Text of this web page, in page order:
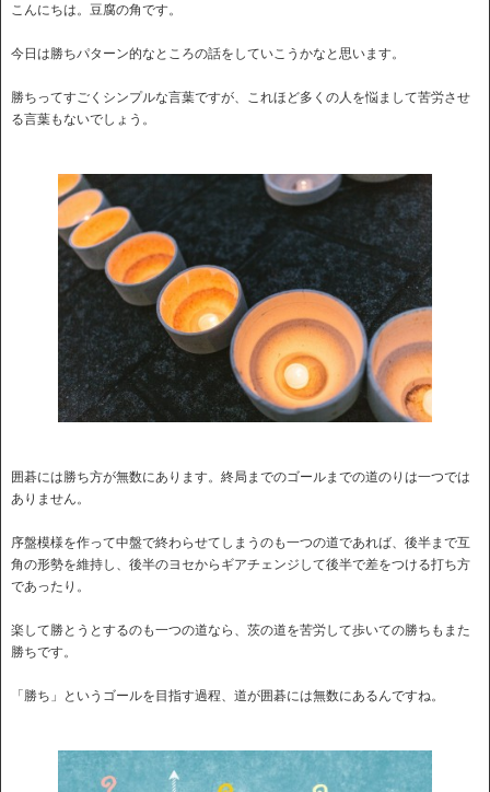
こんにちは。豆腐の角です。
今日は勝ちパターン的なところの話をしていこうかなと思います。
勝ちってすごくシンプルな言葉ですが、これほど多くの人を悩まして苦労させ
る言葉もないでしょう。
囲碁には勝ち方が無数にあります。終局までのゴールまでの道のりは一つでは
ありません。
序盤模様を作って中盤で終わらせてしまうのも一つの道であれば、後半まで互
角の形勢を維持し、後半のヨセからギアチェンジして後半で差をつける打ち方
であったり。
楽して勝とうとするのも一つの道なら、茨の道を苦労して歩いての勝ちもまた
勝ちです。
「勝ち」というゴールを目指す過程、道が囲碁には無数にあるんですね。